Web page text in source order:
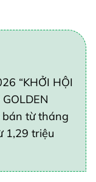
“KHỞI HỘI
bán từ tháng
1,29 triệu